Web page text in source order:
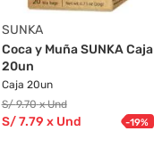
SUNKA
Coca y Muña SUNKA Caja
20un
Caja 20un
S/9.70 x Und
S/7.79 x Und -19%